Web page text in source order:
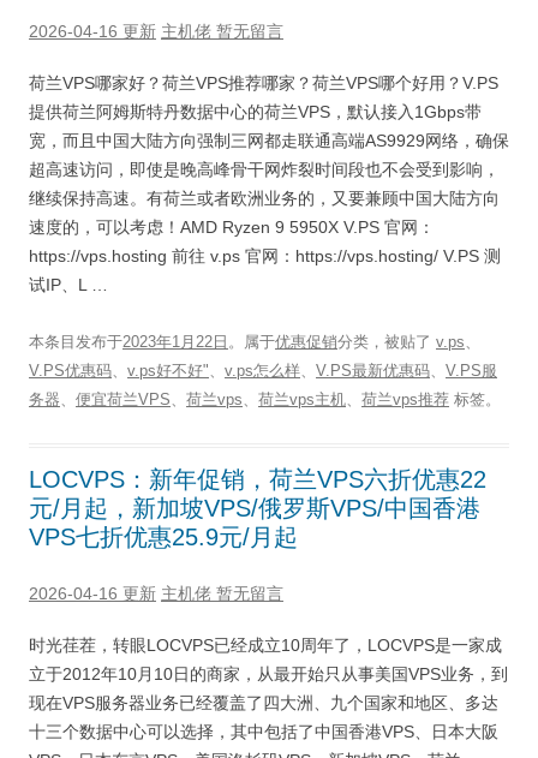
2026-04-16 更新 主机佬 暂无留言
荷兰VPS哪家好？荷兰VPS推荐哪家？荷兰VPS哪个好用？V.PS
提供荷兰阿姆斯特丹数据中心的荷兰VPS，默认接入1Gbps带
宽，而且中国大陆方向强制三网都走联通高端AS9929网络，确保
超高速访问，即使是晚高峰骨干网炸裂时间段也不会受到影响，
继续保持高速。有荷兰或者欧洲业务的，又要兼顾中国大陆方向
速度的，可以考虑！AMD Ryzen 9 5950X V.PS 官网：
https://vps.hosting 前往 v.ps 官网：https://vps.hosting/ V.PS 测
试IP、L …
本条目发布于2023年1月22日 。属于优惠促销分类，被贴了 v.ps、
V.PS优惠码、 v.ps好不好"、 v.ps怎么样、 V.PS最新优惠码、 V.PS服
务器、 便宜荷兰VPS、 荷兰vps、 荷兰vps主机、 荷兰vps推荐 标签。
LOCVPS：新年促销，荷兰VPS六折优惠22
元/月起，新加坡VPS/俄罗斯VPS/中国香港
VPS七折优惠25.9元/月起
2026-04-16 更新 主机佬 暂无留言
时光荏茬，转眼LOCVPS已经成立10周年了，LOCVPS是一家成
立于2012年10月10日的商家，从最开始只从事美国VPS业务，到
现在VPS服务器业务已经覆盖了四大洲、九个国家和地区、多达
十三个数据中心可以选择，其中包括了中国香港VPS、日本大阪